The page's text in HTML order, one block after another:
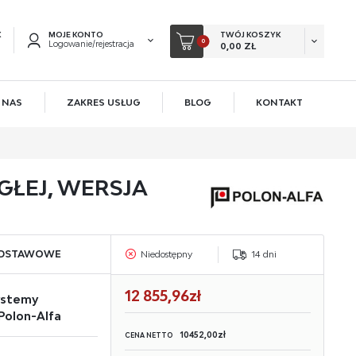
MOJE KONTO
Logowanie/rejestracja
zamówień
swoich danych przy kolejnych zakupach
0
TWÓJ KOSZYK
0,00 ZŁ
NAS ZAKRES USŁUG BLOG KONTAKT
WERSJA
Alfa
Niedostępny 14 dni
12 855,96zł
CENA NETTO 10452,00zł